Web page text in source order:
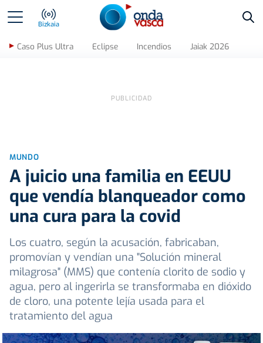
Bizkaia
Caso Plus Ultra Eclipse Incendios Jaiak 2026
MUNDO
A juicio una familia en EEUU
que vendía blanqueador como
una cura para la covid
Los cuatro, según la acusación, fabricaban,
promovían y vendían una "Solución mineral
milagrosa" (MMS) que contenía clorito de sodio y
agua, pero al ingerirla se transformaba en dióxido
de cloro, una potente lejía usada para el
tratamiento del agua